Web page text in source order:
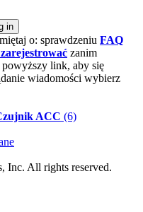
o: sprawdzeniu FAQ
zarejestrować zanim
link, aby się
wiadomości wybierz
ACC (6)
Inc. All rights reserved.